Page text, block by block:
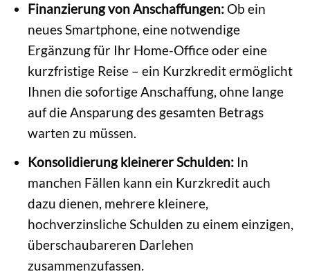
Finanzierung von Anschaffungen:Ob ein
neues Smartphone, eine notwendige
Ergänzung für Ihr Home-Office oder eine
kurzfristige Reise – ein Kurzkredit ermöglicht
Ihnen die sofortige Anschaffung, ohne lange
auf die Ansparung des gesamten Betrags
warten zu müssen.
Konsolidierung kleinerer Schulden:In
manchen Fällen kann ein Kurzkredit auch
dazu dienen, mehrere kleinere,
hochverzinsliche Schulden zu einem einzigen,
überschaubareren Darlehen
zusammenzufassen.